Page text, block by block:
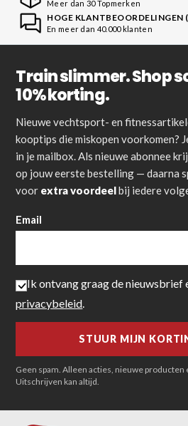
Meer dan 30 Topmerken
HOGE KLANTBEOORDELINGEN
En meer dan 40.000 klanten
Train slimmer. Shop
10% korting.
Nieuwe vechtsport- en
kooptips die miskopen voorkomen?
in je mailbox. Als nieuwe abonnee
op jouw eerste bestelling — daarna
voor extra voordeelbij iedere
Email
Ik ontvang graag de nieuwsbrief
privacybeleid
Geen spam. Alleen acties, nieuwe producten
Uitschrijven kan altijd.